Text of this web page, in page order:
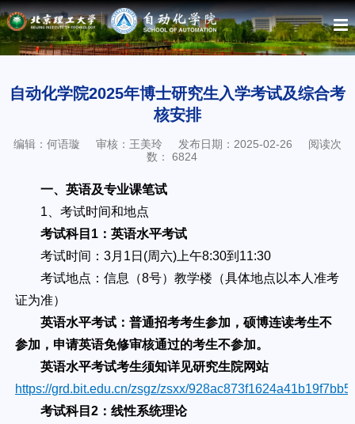
自动化学院2025年博士研究生入学考试及综合考
核安排
编辑：何语璇 审核：王美玲 发布日期：2025-02-26
阅读次
数： 6824
一、英语及专业课笔试
1、考试时间和地点
考试科目1：英语水平考试
考试时间：3月1日(周六)上午8:30到11:30
考试地点：信息（8号）教学楼（具体地点以本人准考
证为准）
英语水平考试：普通招考考生参加，硕博连读考生不
参加，申请英语免修审核通过的考生不参加。
英语水平考试考生须知详见研究生院网站
https://grd.bit.edu.cn/zsgz/zsxx/
考试科目2：线性系统理论